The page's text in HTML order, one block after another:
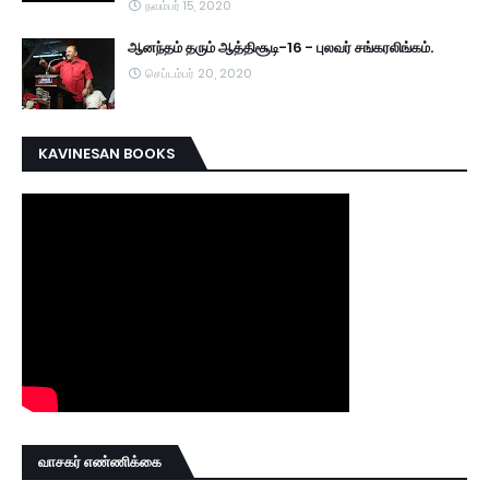
நவம்பர் 15, 2020
ஆனந்தம் தரும் ஆத்திசூடி-16 - புலவர் சங்கரலிங்கம்.
செப்டம்பர் 20, 2020
KAVINESAN BOOKS
வாசகர் எண்ணிக்கை